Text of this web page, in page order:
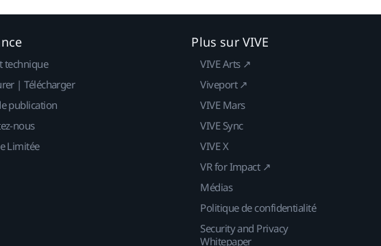
technique
| Télécharger
publication
nous
Limitée
Plus sur VIVE
VIVE Arts ↗
Viveport ↗
VIVE Mars
VIVE Sync
VIVE X
VR for Impact ↗
Médias
Politique de confidentialité
Security and Privacy
Whitepaper